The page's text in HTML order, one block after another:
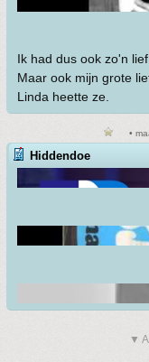
Ik had dus ook zo'n
Maar ook mijn grote
Linda heette ze.
•
Hiddendoe
▼